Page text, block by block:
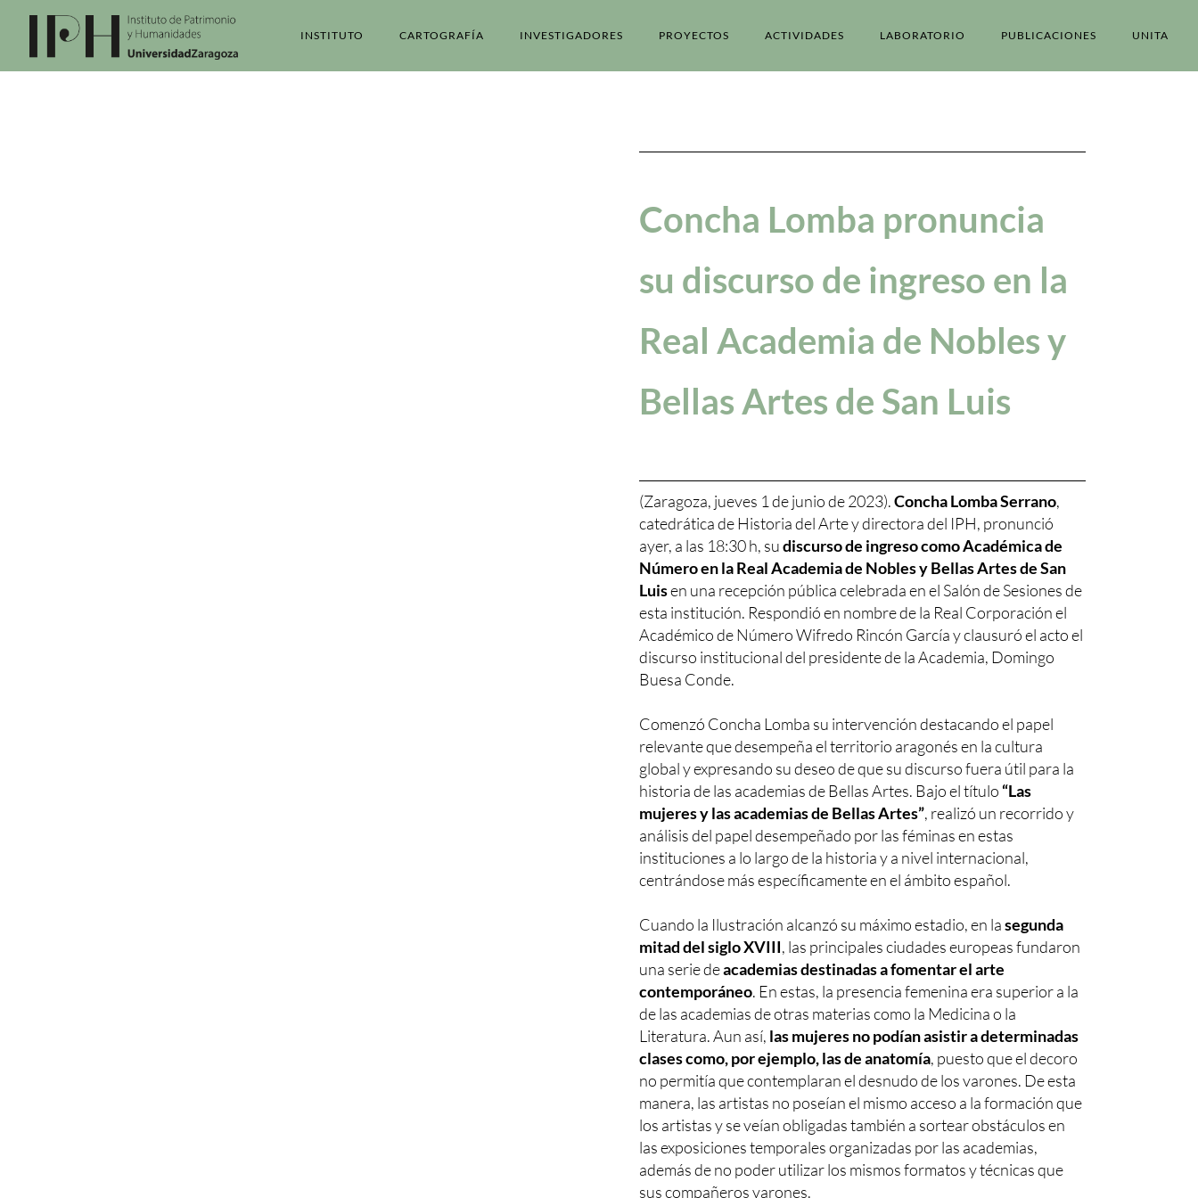
INSTITUTO CARTOGRAFÍA INVESTIGADORES PROYECTOS ACTIVIDADES LABORATORIO PUBLICACIONES UNITA
Concha Lomba pronuncia
su discurso de ingreso en la
Real Academia de Nobles y
Bellas Artes de San Luis
(Zaragoza, jueves 1 de junio de 2023).Concha Lomba Serrano,
catedrática de Historia del Arte y directora del IPH, pronunció
ayer, a las 18:30 h, sudiscurso de ingreso como Académica de
Número en la Real Academia de Nobles y Bellas Artes de San
Luisen una recepción pública celebrada en el Salón de Sesiones de
esta institución. Respondió en nombre de la Real Corporación el
Académico de Número Wifredo Rincón García y clausuró el acto el
discurso institucional del presidente de la Academia, Domingo
Buesa Conde.
Comenzó Concha Lomba su intervención destacando el papel
relevante que desempeña el territorio aragonés en la cultura
global y expresando su deseo de que su discurso fuera útil para la
historia de las academias de Bellas Artes. Bajo el título “Las
mujeres y las academias de Bellas Artes”, realizó un recorrido y
análisis del papel desempeñado por las féminas en estas
instituciones a lo largo de la historia y a nivel internacional,
centrándose más específicamente en el ámbito español.
Cuando la Ilustración alcanzó su máximo estadio, en lasegunda
mitad del siglo XVIII, las principales ciudades europeas fundaron
una serie deacademias destinadas a fomentar el arte
contemporáneo. En estas, la presencia femenina era superior a la
de las academias de otras materias como la Medicina o la
Literatura. Aun así, las mujeres no podían asistir a determinadas
clases como, por ejemplo, las de anatomía, puesto que el decoro
no permitía que contemplaran el desnudo de los varones. De esta
manera, las artistas no poseían el mismo acceso a la formación que
los artistas y se veían obligadas también a sortear obstáculos en
las exposiciones temporales organizadas por las academias,
además de no poder utilizar los mismos formatos y técnicas que
sus compañeros varones.